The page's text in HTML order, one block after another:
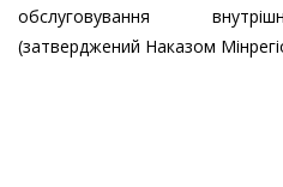
обслуговування
(затверджений Наказом